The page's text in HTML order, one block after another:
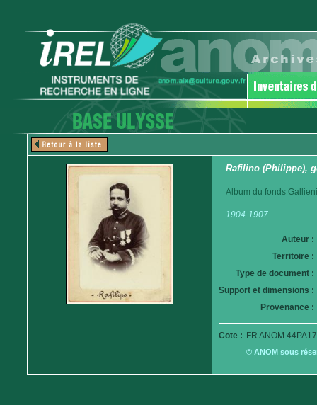
Rafilino (Philippe),
Album du fonds
1904-1907
Auteur :
Territoire :
Type de document :
Support et dimensions :
Provenance :
Cote : FR ANOM
© ANOM sous